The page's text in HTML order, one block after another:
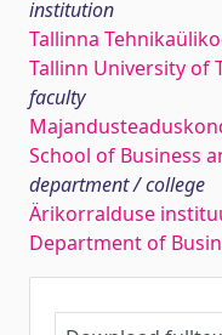
institution
Tallinna
Tallinn University of
faculty
School of Business
department / college
Ärikorralduse
Department of